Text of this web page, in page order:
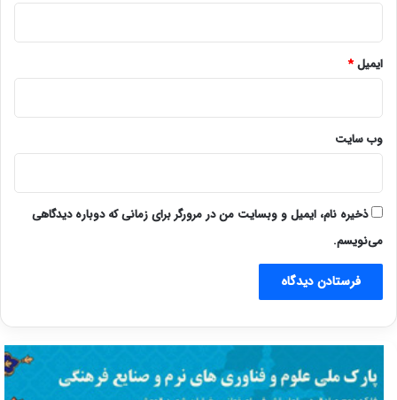
ایمیل*
وب‌ سایت
ذخیره نام، ایمیل و وبسایت من در مرورگر برای زمانی که دوباره دیدگاهی
می‌نویسم.